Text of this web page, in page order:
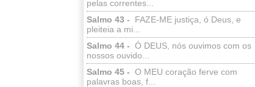
pelas correntes...
Salmo 43 -
FAZE-ME justiça, ó Deus, e
pleiteia a mi...
Salmo 44 - Ó DEUS, nós ouvimos com os
nossos ouvido...
Salmo 45 - O MEU coração ferve com
palavras boas, f...